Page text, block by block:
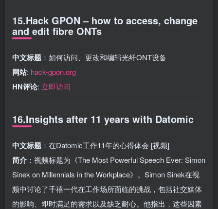
15.Hack GPON – how to access, change
and edit fibre ONTs
中文标题 ：如何访问、更改和编辑光纤ONT设备
网站: hack-gpon.org
HN评论: 立即访问
16.Insights after 11 years with Datomic
中文标题 ：在Datomic工作11年的心得体会 [视频]
简介 ：视频标题为《The Most Powerful Speech Ever: Simon
Sinek on Millennials in the Workplace》。Simon Sinek在视
频中讨论了千禧一代在工作场所面临的挑战，包括社交媒体
的影响、即时满足的需求以及缺乏耐心。他指出，这些因素